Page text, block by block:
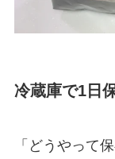
冷蔵庫で1日
「どうやって